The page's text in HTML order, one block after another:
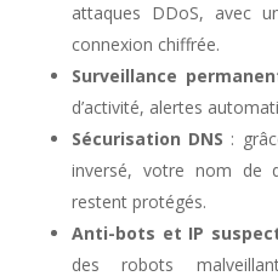
attaques DDoS, avec
connexion chiffrée.
Surveillance
d’activité, alertes
Sécurisation DNS :
inversé, votre nom de
restent protégés.
Anti-bots et IP
des robots